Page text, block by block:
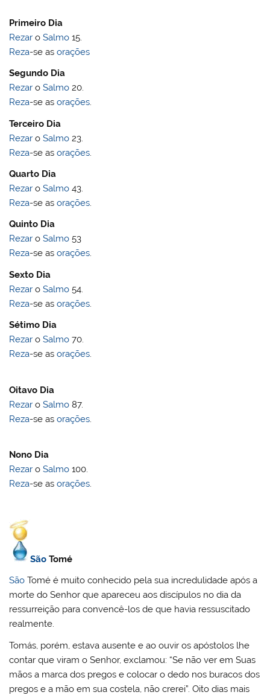
Primeiro Dia
Rezar oSalmo 15.
Reza-se asorações
Segundo Dia
Rezar oSalmo 20.
Reza-se asorações.
Terceiro Dia
Rezar oSalmo 23.
Reza-se asorações.
Quarto Dia
Rezar oSalmo 43.
Reza-se asorações.
Quinto Dia
Rezar oSalmo 53
Reza-se asorações.
Sexto Dia
Rezar oSalmo 54.
Reza-se asorações.
Sétimo Dia
Rezar oSalmo 70.
Reza-se asorações.
Oitavo Dia
Rezar oSalmo 87.
Reza-se asorações.
Nono Dia
Rezar oSalmo 100.
Reza-se asorações.
São Tomé
São Tomé é muito conhecido pela sua incredulidade após a
morte do Senhor que apareceu aos discípulos no dia da
ressurreição para convencê-los de que havia ressuscitado
realmente.
Tomás, porém, estava ausente e ao ouvir os apóstolos lhe
contar que viram o Senhor, exclamou: “Se não ver em Suas
mãos a marca dos pregos e colocar o dedo nos buracos dos
pregos e a mão em sua costela, não crerei”. Oito dias mais